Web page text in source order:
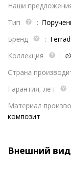
Наши
Тип
:
Бренд
:
Коллекция
:
Страна
Гарантия, лет
Материал
композит
Внешний вид